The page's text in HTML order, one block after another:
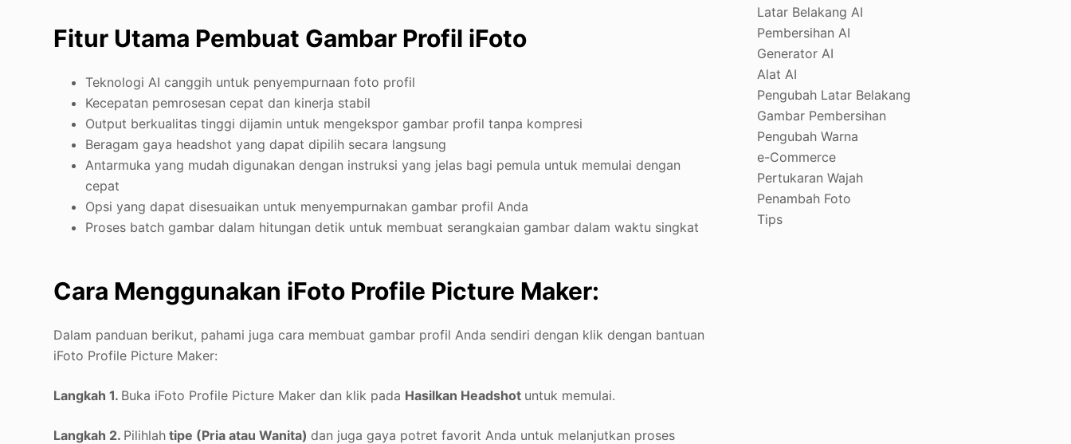
Fitur Utama Pembuat Gambar Profil iFoto
Teknologi AI canggih untuk penyempurnaan foto profil
Kecepatan pemrosesan cepat dan kinerja stabil
Output berkualitas tinggi dijamin untuk mengekspor gambar profil tanpa kompresi
Beragam gaya headshot yang dapat dipilih secara langsung
Antarmuka yang mudah digunakan dengan instruksi yang jelas bagi pemula untuk memulai dengan
cepat
Opsi yang dapat disesuaikan untuk menyempurnakan gambar profil Anda
Proses batch gambar dalam hitungan detik untuk membuat serangkaian gambar dalam waktu singkat
Cara Menggunakan iFoto Profile Picture Maker:
Dalam panduan berikut, pahami juga cara membuat gambar profil Anda sendiri dengan klik dengan bantuan
iFoto Profile Picture Maker:
Langkah 1. Buka iFoto Profile Picture Maker dan klik pada Hasilkan Headshot untuk memulai.
Langkah 2. Pilihlah tipe (Pria atau Wanita)dan juga gaya potret favorit Anda untuk melanjutkan proses
Latar Belakang AI
Pembersihan AI
Generator AI
Alat AI
Pengubah Latar Belakang
Gambar Pembersihan
Pengubah Warna
e-Commerce
Pertukaran Wajah
Penambah Foto
Tips